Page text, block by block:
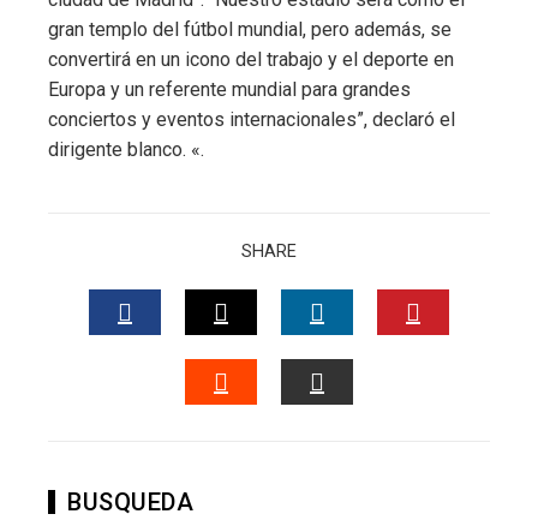
gran templo del fútbol mundial, pero además, se
convertirá en un icono del trabajo y el deporte en
Europa y un referente mundial para grandes
conciertos y eventos internacionales”, declaró el
dirigente blanco. «.
SHARE
FACEBOOKTWITTERLINKEDIN
BUSQUEDA